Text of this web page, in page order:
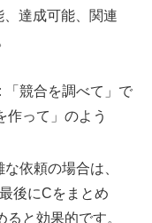
、達成可能、関連
「競合を調べて」で
作って」のよう
な依頼の場合は、
後にCをまとめ
と効果的です。